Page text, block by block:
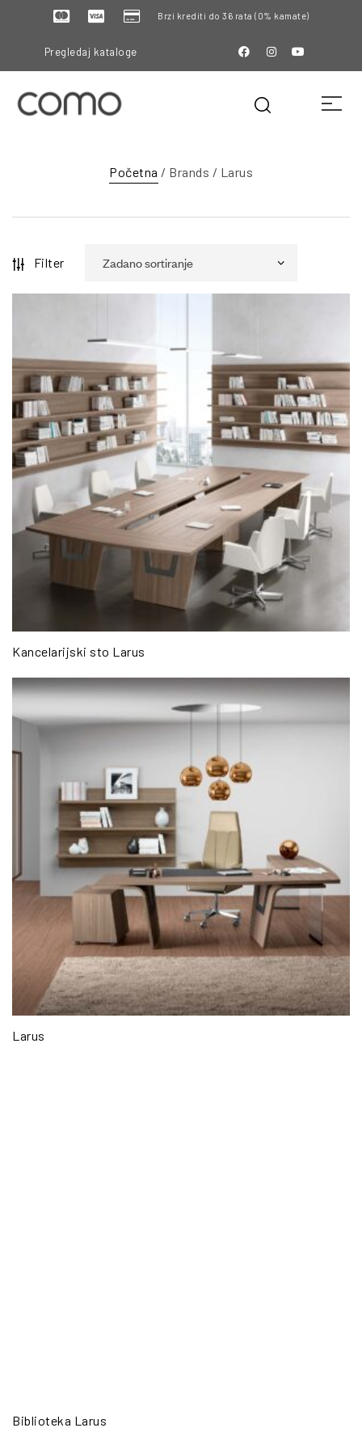
Brzi krediti do 36 rata (0% kamate)
Pregledaj kataloge
Početna / Brands / Larus
Filter
Kancelarijski sto Larus
Larus
Biblioteka Larus